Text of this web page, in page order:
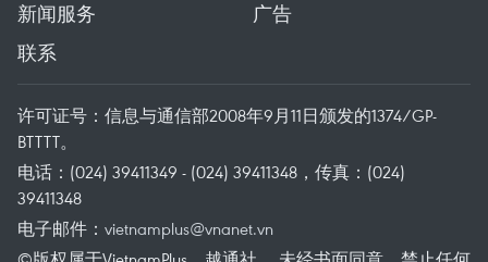
新闻服务
广告
联系
许可证号：信息与通信部2008年9月11日颁发的1374/GP-
BTTTT。
电话：(024) 39411349 - (024) 39411348，传真：(024)
39411348
电子邮件： vietnamplus@vnanet.vn